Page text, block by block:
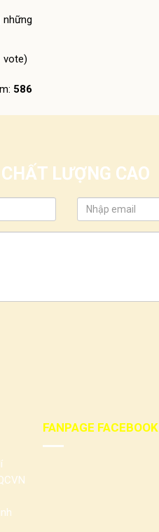
vote)
586
LƯỢNG CAO
FANPAGE FACEBOOK